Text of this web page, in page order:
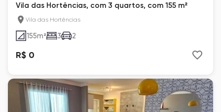
Vila das Hortências, com 3 quartos, com 155 m²
Vila das Hortências
155m² 3 2
R$ 0